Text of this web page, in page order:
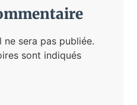
sera pas publiée.
sont indiqués